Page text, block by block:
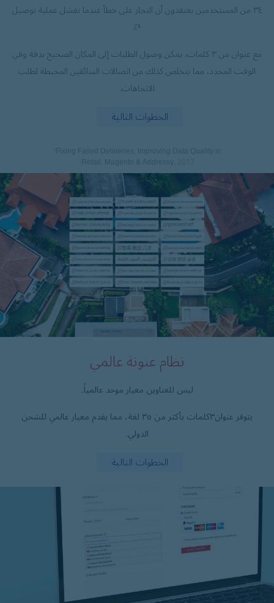
٣٤ من المستخدمين يعتقدون أن التجار على خطأ عندما تفشل عملية توصيل
¹٪
مع عنوان من ۳ كلمات، يمكن وصول الطلبات إلى المكان الصحيح بدقة وفي
الوقت المحدد، مما يتخلص كذلك من اتصالات السائقين المحبطة لطلب
الاتجاهات.
الخطوات التالية
نظام عنونة عالمي
ليس للعناوين معيار موحد عالمياً.
يتوفر عنوان۳كلمات بأكثر من ۳٥ لغة، مما يقدم معيار عالمي للشحن
الدولي.
الخطوات التالية